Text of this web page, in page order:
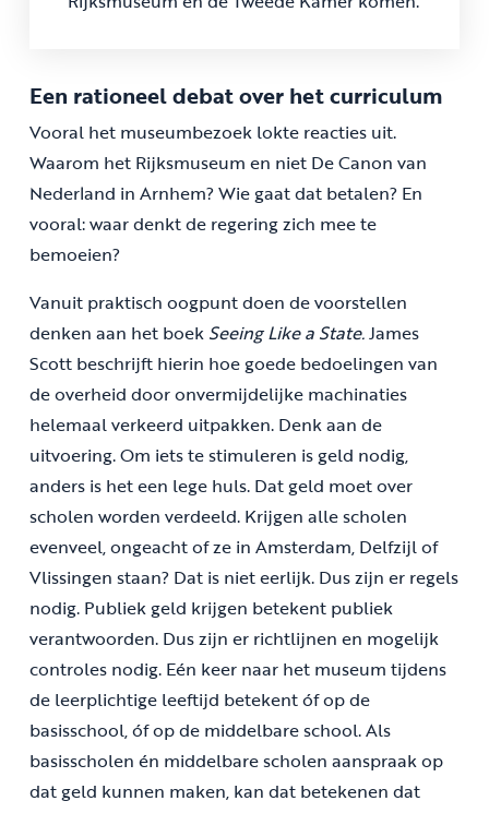
Een rationeel debat over het curriculum
Vooral het museumbezoek lokte reacties uit.
Waarom het Rijksmuseum en niet De Canon van
Nederland in Arnhem? Wie gaat dat betalen? En
vooral: waar denkt de regering zich mee te
bemoeien?
Vanuit praktisch oogpunt doen de voorstellen
denken aan het boek Seeing Like a State.James
Scott beschrijft hierin hoe goede bedoelingen van
de overheid door onvermijdelijke machinaties
helemaal verkeerd uitpakken. Denk aan de
uitvoering. Om iets te stimuleren is geld nodig,
anders is het een lege huls. Dat geld moet over
scholen worden verdeeld. Krijgen alle scholen
evenveel, ongeacht of ze in Amsterdam, Delfzijl of
Vlissingen staan? Dat is niet eerlijk. Dus zijn er regels
nodig. Publiek geld krijgen betekent publiek
verantwoorden. Dus zijn er richtlijnen en mogelijk
controles nodig. Eén keer naar het museum tijdens
de leerplichtige leeftijd betekent óf op de
basisschool, óf op de middelbare school. Als
basisscholen én middelbare scholen aanspraak op
dat geld kunnen maken, kan dat betekenen dat